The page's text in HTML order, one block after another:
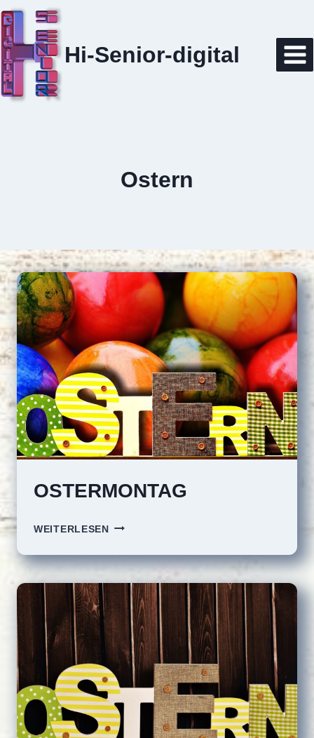
Zum
Inhalt
springen
Hi-Senior-digital
Ostern
OSTERMONTAG
WEITERLESENOSTERMONTAG